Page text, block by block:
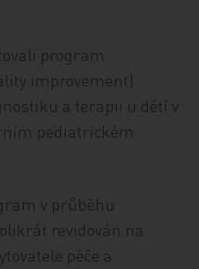
program
improvement)
a terapii u dětí v
pediatrickém
v průběhu
revidován na
péče a